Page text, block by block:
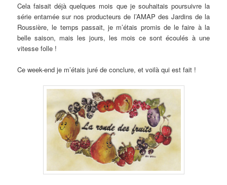
Cela faisait déjà quelques mois que je souhaitais poursuivre la
série entamée sur nos producteurs de l’AMAP des Jardins de la
Roussière, le temps passait, je m’étais promis de le faire à la
belle saison, mais les jours, les mois ce sont écoulés à une
vitesse folle !
Ce week-end je m’étais juré de conclure, et voilà qui est fait !